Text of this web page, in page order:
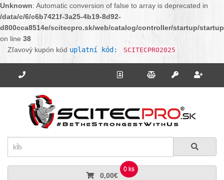
Unknown: Automatic conversion of false to array is deprecated in
/data/c/6/c6b7421f-3a25-4b19-8d92-
d800cca8514e/scitecpro.sk/web/catalog/controller/startup/
on line 38
Zľavový kupón kód uplatní kód: SCITECPRO2025
Potrebujete poradiť? Zavolajte nám. Kontakt Porovnanie
Prihlásiť sa
Hľadať
0 ks
0,00€